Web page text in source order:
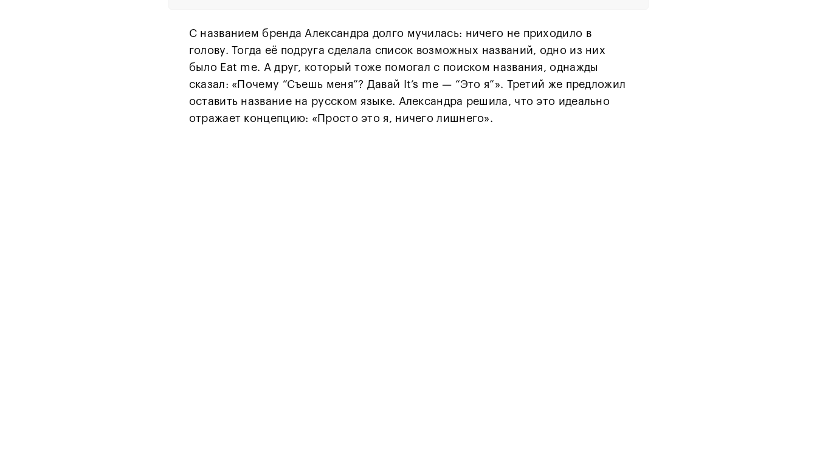
С названием бренда Александра долго мучилась: ничего не приходило в
голову. Тогда её подруга сделала список возможных названий, одно из них
было Eat me. А друг, который тоже помогал с поиском названия, однажды
сказал: «Почему “Съешь меня”? Давай It’s me — “Это я”». Третий же предложил
оставить название на русском языке. Александра решила, что это идеально
отражает концепцию: «Просто это я, ничего лишнего».